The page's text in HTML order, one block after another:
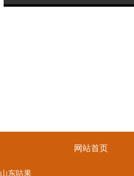
网站首页
山东咕果